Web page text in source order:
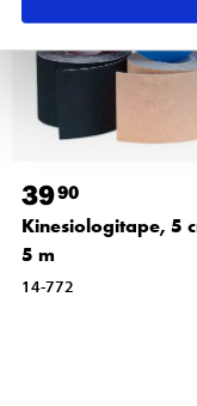
3990
Kinesiologitape, 5
5 m
14-772